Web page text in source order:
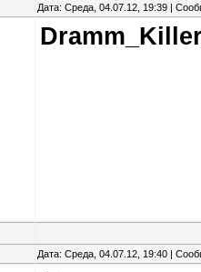
Дата: Среда, 04.07.12, 19:39 |
Дата: Среда, 04.07.12, 19:40 |